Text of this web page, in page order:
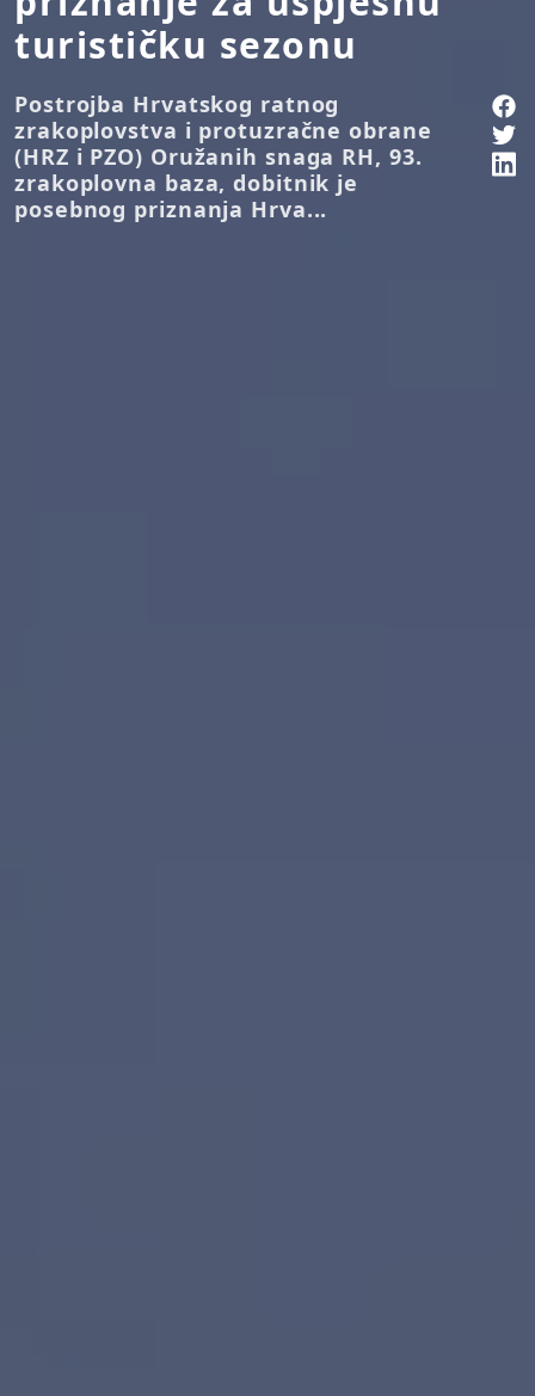
turističku sezonu
Postrojba Hrvatskog ratnog
zrakoplovstva i protuzračne obrane
(HRZ i PZO) Oružanih snaga RH, 93.
zrakoplovna baza, dobitnik je
posebnog priznanja Hrva...